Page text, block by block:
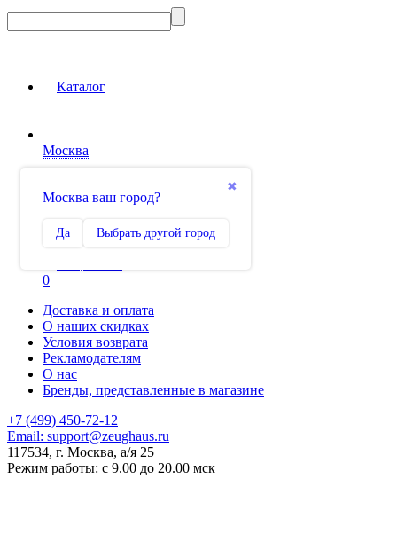
Каталог
Москва
✖
Москва ваш город?
Да Выбрать другой город
Сравнение
0
Доставка и оплата
О наших скидках
Условия возврата
Рекламодателям
О нас
Бренды, представленные в магазине
+7 (499) 450-72-12
Email: support@zeughaus.ru
117534, г. Москва, а/я 25
Режим работы: с 9.00 до 20.00 мск